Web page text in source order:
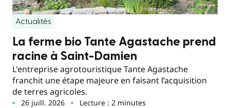
Actualités
La ferme bio Tante Agastache prend
racine à Saint-Damien
L'entreprise agrotouristique Tante Agastache
franchit une étape majeure en faisant l’acquisition
de terres agricoles.
26 juill. 2026 Lecture : 2 minutes